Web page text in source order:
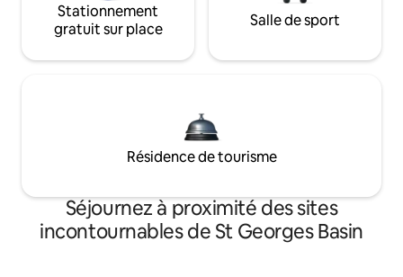
Stationnement
gratuit sur place
Salle de sport
Résidence de tourisme
Séjournez à proximité des sites
incontournables de St Georges Basin